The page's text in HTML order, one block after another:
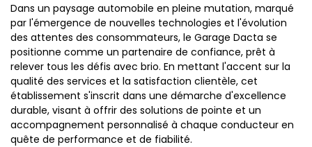
Dans un paysage automobile en pleine mutation, marqué
par l'émergence de nouvelles technologies et l'évolution
des attentes des consommateurs, le Garage Dacta se
positionne comme un partenaire de confiance, prêt à
relever tous les défis avec brio. En mettant l'accent sur la
qualité des services et la satisfaction clientèle, cet
établissement s'inscrit dans une démarche d'excellence
durable, visant à offrir des solutions de pointe et un
accompagnement personnalisé à chaque conducteur en
quête de performance et de fiabilité.